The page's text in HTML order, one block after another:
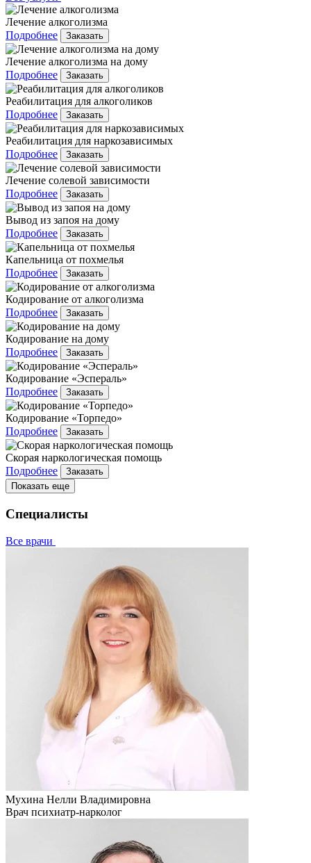
Лечение алкоголизма
Подробнее
Заказать
Лечение алкоголизма на дому
Подробнее
Заказать
Реабилитация для алкоголиков
Подробнее
Заказать
Реабилитация для наркозависимых
Подробнее
Заказать
Лечение солевой зависимости
Подробнее
Заказать
Вывод из запоя на дому
Подробнее
Заказать
Капельница от похмелья
Подробнее
Заказать
Кодирование от алкоголизма
Подробнее
Заказать
Кодирование на дому
Подробнее
Заказать
Кодирование «Эспераль»
Подробнее
Заказать
Кодирование «Торпедо»
Подробнее
Заказать
Скорая наркологическая помощь
Подробнее
Заказать
Показать еще
Специалисты
Все врачи
Мухина Нелли Владимировна
Врач психиатр-нарколог